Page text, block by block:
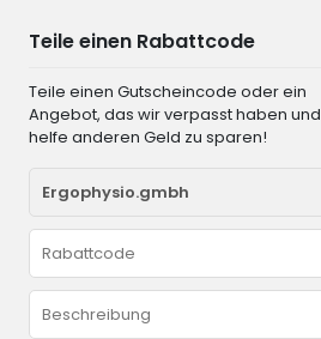
Teile einen Rabattcode
Teile einen Gutscheincode oder ein
Angebot, das wir verpasst haben und
helfe anderen Geld zu sparen!